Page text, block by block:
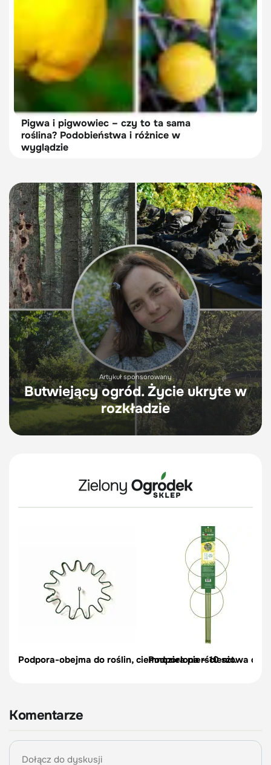
Pigwa i pigwowiec – czy to ta sama
roślina? Podobieństwa i różnice w
wyglądzie
Artykuł sponsorowany
Butwiejący ogród. Życie ukryte w
rozkładzie
Podpora-obejma do roślin, ciemnozielona – 10 szt.
Podpora pierścieniowa do
Komentarze